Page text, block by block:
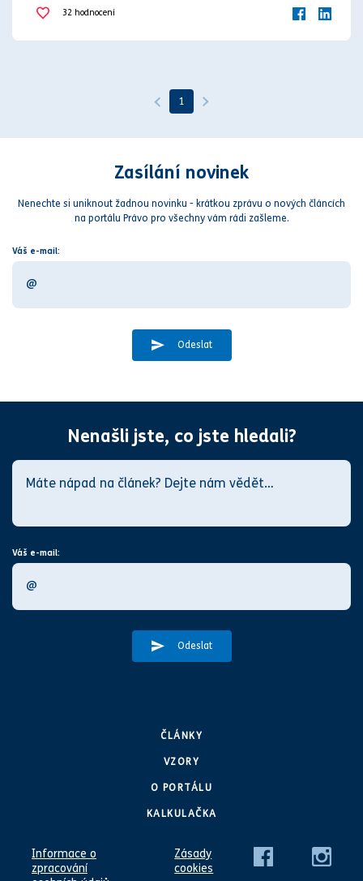
pracovní úraz
32 hodnocení
1
Zasílání novinek
Nenechte si uniknout žadnou novinku - krátkou zprávu o nových článcích
na portálu Právo pro všechny vám rádi zašleme.
Váš e-mail:
Odeslat
Nenašli jste, co jste hledali?
Váš e-mail:
Odeslat
ČLÁNKY
VZORY
O PORTÁLU
KALKULAČKA
Informace o
zpracování
Zásady
cookies